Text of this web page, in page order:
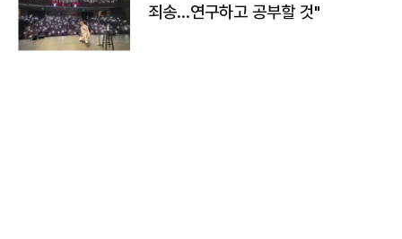
죄송…연구하고 공부할 것"